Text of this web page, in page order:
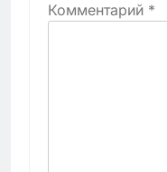
Комментарий *